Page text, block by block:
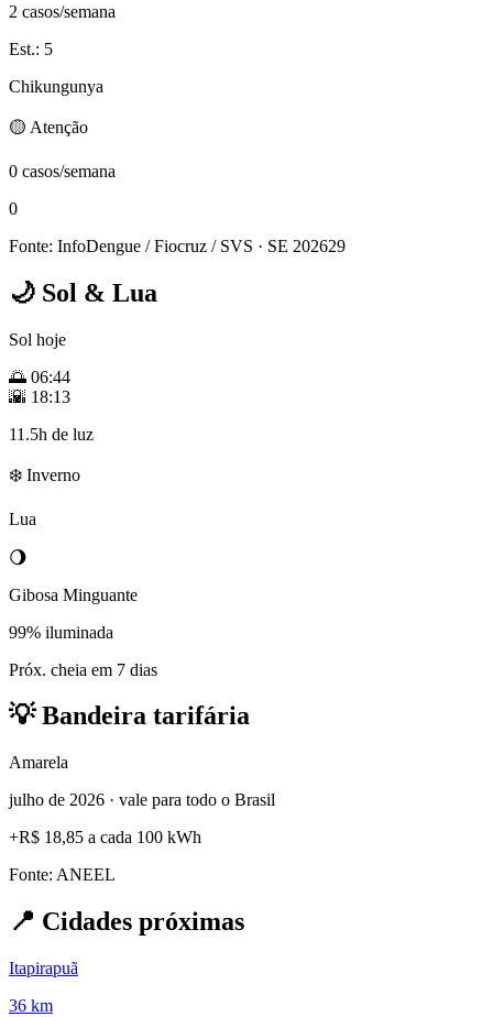
2 casos/semana
Est.: 5
Chikungunya
🟡 Atenção
0 casos/semana
0
Fonte: InfoDengue / Fiocruz / SVS · SE 202629
🌙 Sol & Lua
Sol hoje
🌅 06:44
🌇 18:13
11.5h de luz
❄️ Inverno
Lua
🌖
Gibosa Minguante
99% iluminada
Próx. cheia em 7 dias
💡Bandeira tarifária
Amarela
julho de 2026 · vale para todo o Brasil
+R$ 18,85 a cada 100 kWh
Fonte: ANEEL
📍 Cidades próximas
Itapirapuã
36 km